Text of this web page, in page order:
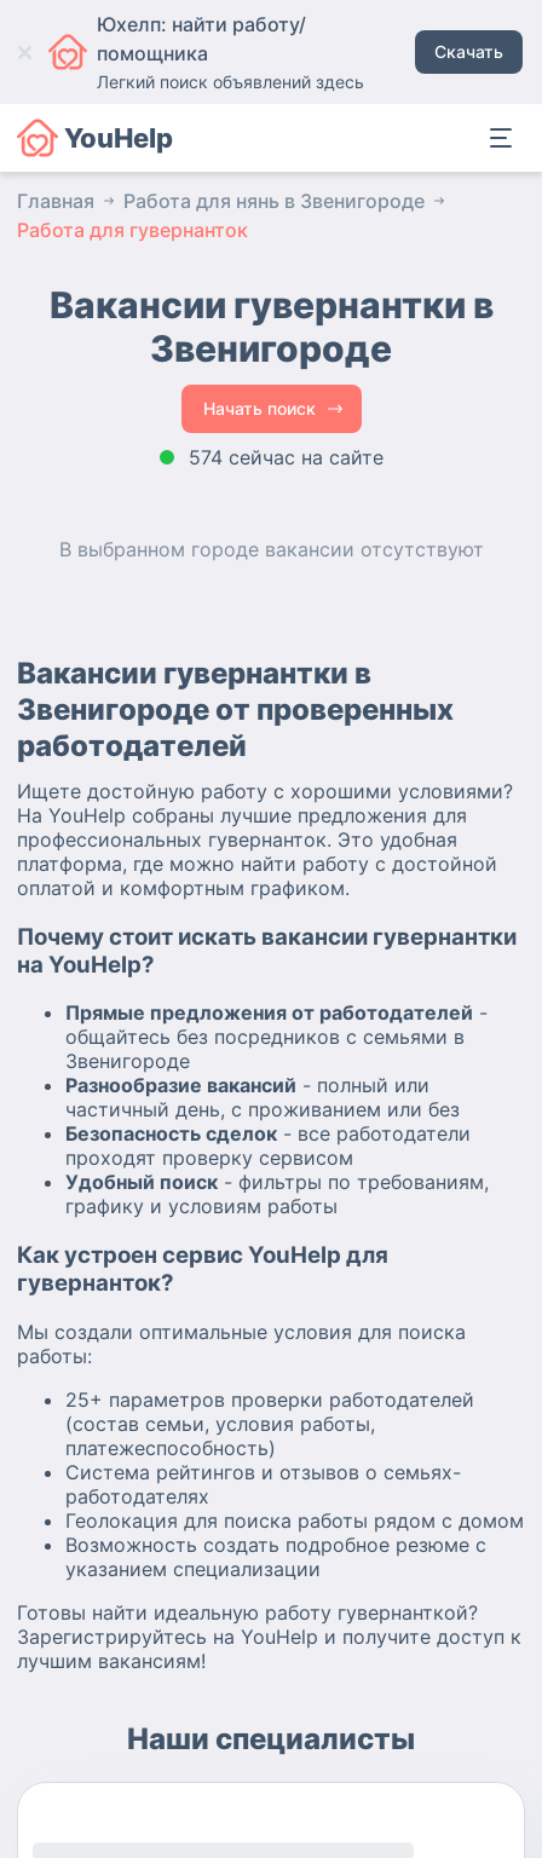
Юхелп: найти работу/
помощника
Легкий поиск объявлений здесь
Скачать
YouHelp
Главная
Работа для нянь в Звенигороде
Работа для гувернанток
Вакансии гувернантки в
Звенигороде
Начать поиск
574 сейчас на сайте
В выбранном городе вакансии отсутствуют
Вакансии гувернантки в
Звенигороде от проверенных
работодателей
Ищете достойную работу с хорошими условиями?
На YouHelp собраны лучшие предложения для
профессиональных гувернанток. Это удобная
платформа, где можно найти работу с достойной
оплатой и комфортным графиком.
Почему стоит искать вакансии гувернантки
на YouHelp?
Прямые предложения от работодателей -
общайтесь без посредников с семьями в
Звенигороде
Разнообразие вакансий - полный или
частичный день, с проживанием или без
Безопасность сделок - все работодатели
проходят проверку сервисом
Удобный поиск - фильтры по требованиям,
графику и условиям работы
Как устроен сервис YouHelp для
гувернанток?
Мы создали оптимальные условия для поиска
работы:
25+ параметров проверки работодателей
(состав семьи, условия работы,
платежеспособность)
Система рейтингов и отзывов о семьях-
работодателях
Геолокация для поиска работы рядом с домом
Возможность создать подробное резюме с
указанием специализации
Готовы найти идеальную работу гувернанткой?
Зарегистрируйтесь на YouHelp и получите доступ к
лучшим вакансиям!
Наши специалисты